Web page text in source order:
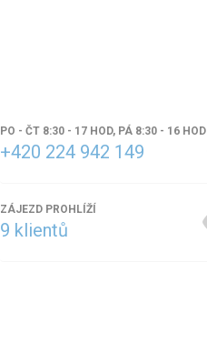
PO - ČT 8:30 - 17 HOD, PÁ 8:30 - 16 HOD
+420 224 942 149
ZÁJEZD PROHLÍŽÍ
9 klientů